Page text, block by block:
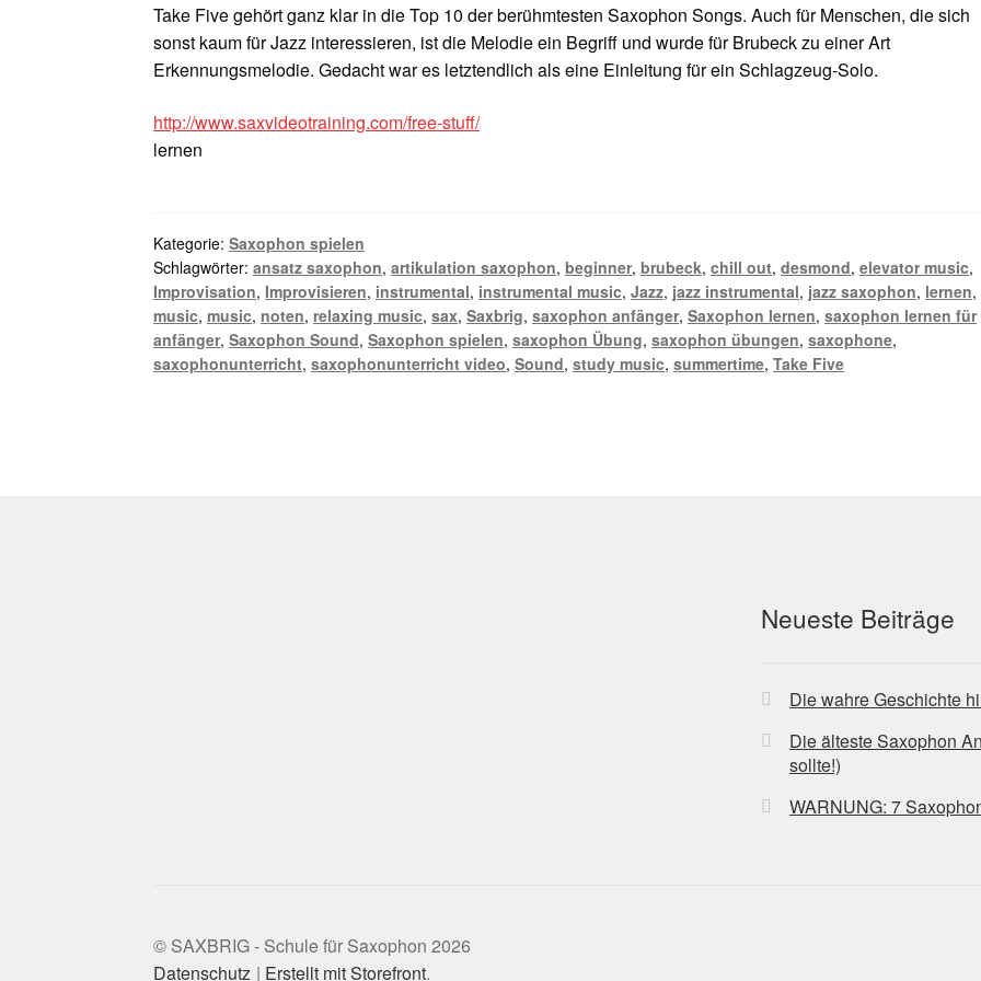
Take Five gehört ganz klar in die Top 10 der berühmtesten Saxophon Songs. Auch für Menschen, die sich
sonst kaum für Jazz interessieren, ist die Melodie ein Begriff und wurde für Brubeck zu einer Art
Erkennungsmelodie. Gedacht war es letztendlich als eine Einleitung für ein Schlagzeug-Solo.
http://www.saxvideotraining.com/free-stuff/
lernen
Kategorie:Saxophon spielen
Schlagwörter:ansatz saxophon,artikulation saxophon,beginner,brubeck,chill out,desmond,elevator music,
Improvisation, Improvisieren, instrumental, instrumental music,Jazz, jazz instrumental, jazz saxophon, lernen,
music,music, noten, relaxing music,sax,Saxbrig,saxophon anfänger,Saxophon lernen,saxophon lernen für
anfänger,Saxophon Sound,Saxophon spielen,saxophon Übung,saxophon übungen,saxophone,
saxophonunterricht,saxophonunterricht video,Sound,study music,summertime,Take Five
Neueste Beiträge
Die wahre Geschichte
Die älteste Saxophon
sollte!)
WARNUNG: 7
© SAXBRIG - Schule für Saxophon 2026
Datenschutz
Erstellt mit Storefront.